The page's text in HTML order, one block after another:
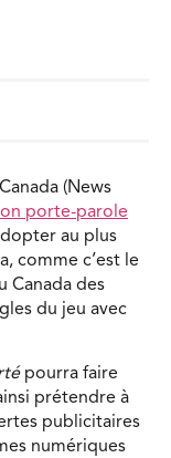
(News
porte-parole
au plus
comme c’est le
Canada des
du jeu avec
pourra faire
prétendre à
publicitaires
numériques